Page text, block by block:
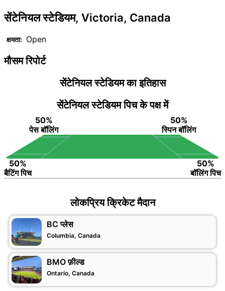
सेंटेनियल स्टेडियम, Victoria, Canada
क्षमता: Open
मौसम रिपोर्ट
सेंटेनियल स्टेडियम का इतिहास
सेंटेनियल स्टेडियम पिच के पक्ष में
50%
पेस बॉलिंग
50%
स्पिन बॉलिंग
50%
बैटिंग पिच
50%
बॉलिंग पिच
लोकप्रिय क्रिकेट मैदान
BC प्लेस
Columbia, Canada
BMO फ़ील्ड
Ontario, Canada